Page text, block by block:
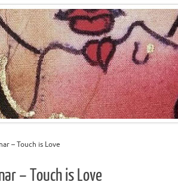
– Touch is Love
– Touch is Love